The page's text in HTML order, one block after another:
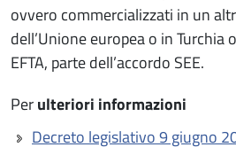
ovvero commercializzati in un
dell’Unione europea o in
EFTA, parte dell’accordo SEE.
Perulteriori informazioni
Decreto legislativo 9 giugno